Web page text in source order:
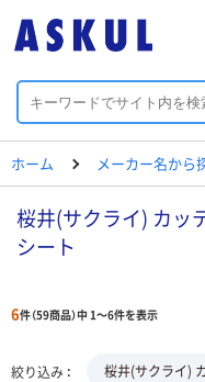
ホーム メーカー名から
桜井(サクライ) カッ
シート
6件（59商品）中 1～6件を表示
絞り込み 桜井(サクライ)